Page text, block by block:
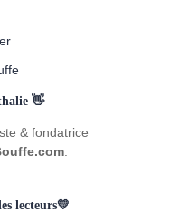
👋
& fondatrice
lecteurs💛